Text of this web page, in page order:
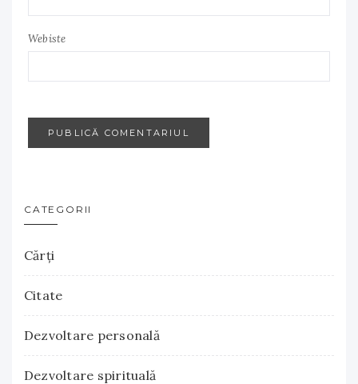
Webiste
CATEGORII
Cărţi
Citate
Dezvoltare personală
Dezvoltare spirituală